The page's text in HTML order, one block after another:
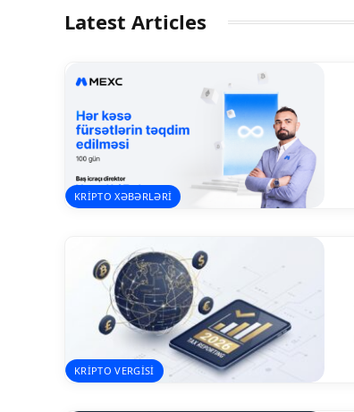
Latest Articles
KRIPTO XƏBƏRLƏRI
KRIPTO VERGISI